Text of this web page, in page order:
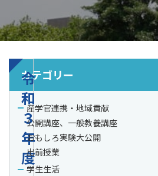
令
和
３
年
度
カテゴリー
産学官連携・地域貢献
公開講座、一般教養講座
おもしろ実験大公開
出前授業
学生生活